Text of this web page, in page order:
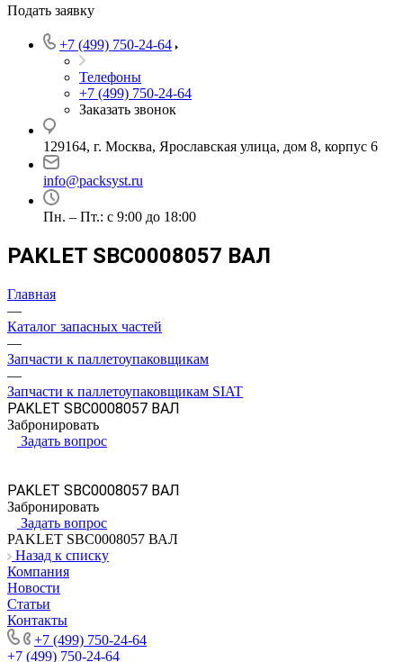
Подать заявку
+7 (499) 750-24-64
Телефоны
+7 (499) 750-24-64
Заказать звонок
129164, г. Москва, Ярославская улица, дом 8, корпус 6
info@packsyst.ru
Пн. – Пт.: с 9:00 до 18:00
PAKLET SBC0008057 ВАЛ
Главная
—
Каталог запасных частей
—
Запчасти к паллетоупаковщикам
—
Запчасти к паллетоупаковщикам SIAT
PAKLET SBC0008057 ВАЛ
Забронировать
Задать вопрос
PAKLET SBC0008057 ВАЛ
Забронировать
Задать вопрос
PAKLET SBC0008057 ВАЛ
Назад к списку
Компания
Новости
Статьи
Контакты
+7 (499) 750-24-64
+7 (499) 750-24-64